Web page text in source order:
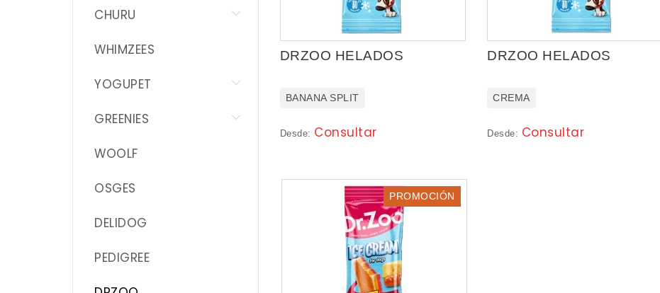
CHURU
WHIMZEES
YOGUPET
GREENIES
WOOLF
OSGES
DELIDOG
PEDIGREE
DRZOO HELADOS
BANANA SPLIT
Desde: Consultar
DRZOO HELADOS
CREMA
Desde: Consultar
PROMOCIÓN